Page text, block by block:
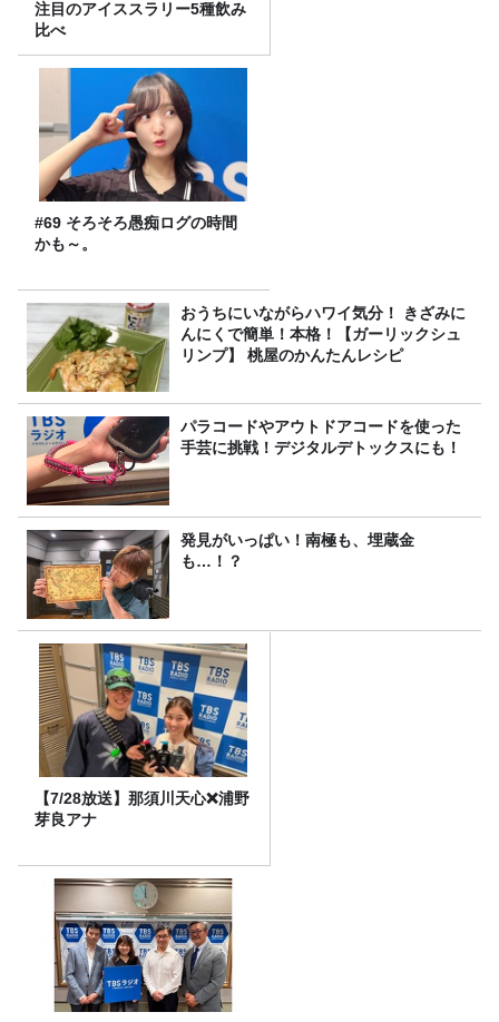
注目のアイススラリー5種飲み
比べ
#69 そろそろ愚痴ログの時間
かも～。
おうちにいながらハワイ気分！ きざみに
んにくで簡単！本格！【ガーリックシュ
リンプ】 桃屋のかんたんレシピ
パラコードやアウトドアコードを使った
手芸に挑戦！デジタルデトックスにも！
発見がいっぱい！南極も、埋蔵金
も…！？
【7/28放送】那須川天心❌浦野
芽良アナ